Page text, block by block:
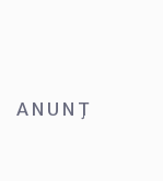
A N U N Ţ